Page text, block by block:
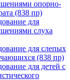
опорно-
(838 пр)
для
слуха
для слепых
(838 пр)
для детей с